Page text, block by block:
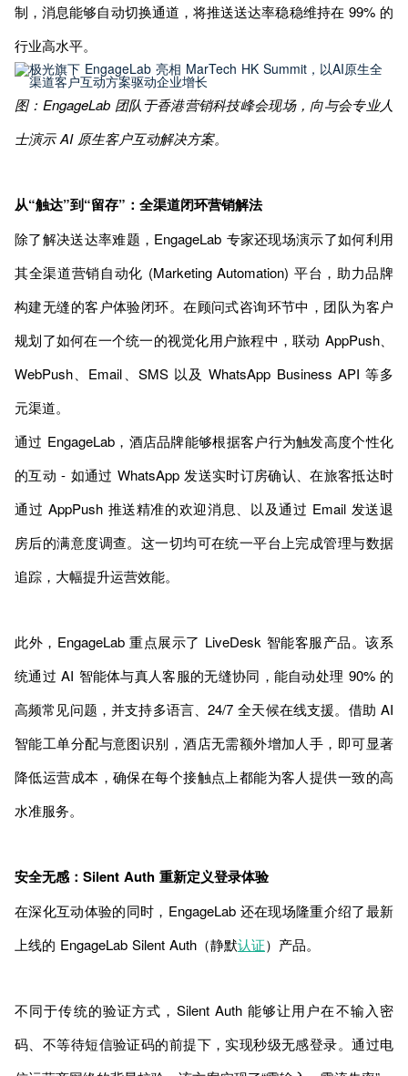
制，消息能够自动切换通道，将推送送达率稳稳维持在 99% 的
行业高水平。
图：EngageLab 团队于香港营销科技峰会现场，向与会专业人
士演示 AI 原生客户互动解决方案。
从“触达”到“留存”：全渠道闭环营销解法
除了解决送达率难题，EngageLab 专家还现场演示了如何利用
其全渠道营销自动化 (Marketing Automation) 平台，助力品牌
构建无缝的客户体验闭环。在顾问式咨询环节中，团队为客户
规划了如何在一个统一的视觉化用户旅程中，联动 AppPush、
WebPush、Email、SMS 以及 WhatsApp Business API 等多
元渠道。
通过 EngageLab，酒店品牌能够根据客户行为触发高度个性化
的互动 - 如通过 WhatsApp 发送实时订房确认、在旅客抵达时
通过 AppPush 推送精准的欢迎消息、以及通过 Email 发送退
房后的满意度调查。这一切均可在统一平台上完成管理与数据
追踪，大幅提升运营效能。
此外，EngageLab 重点展示了 LiveDesk 智能客服产品。该系
统通过 AI 智能体与真人客服的无缝协同，能自动处理 90% 的
高频常见问题，并支持多语言、24/7 全天候在线支援。借助 AI
智能工单分配与意图识别，酒店无需额外增加人手，即可显著
降低运营成本，确保在每个接触点上都能为客人提供一致的高
水准服务。
安全无感：Silent Auth 重新定义登录体验
在深化互动体验的同时，EngageLab 还在现场隆重介绍了最新
上线的 EngageLab Silent Auth（静默认证）产品。
不同于传统的验证方式，Silent Auth 能够让用户在不输入密
码、不等待短信验证码的前提下，实现秒级无感登录。通过电